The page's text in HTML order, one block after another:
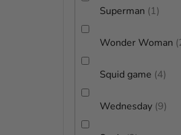
Superman 1
Wonder Woman
Squid game 4
Wednesday 9